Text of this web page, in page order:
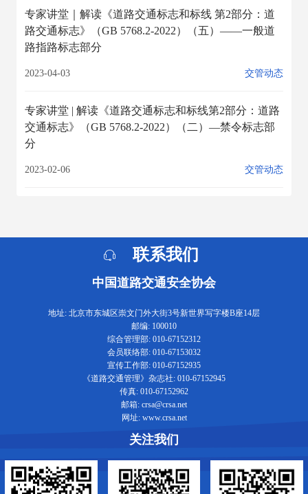
专家讲堂｜解读《道路交通标志和标线 第2部分：道
路交通标志》（GB 5768.2-2022）（五）——一般道
路指路标志部分
2023-04-03 交管动态
专家讲堂 | 解读《道路交通标志和标线第2部分：道路
交通标志》（GB 5768.2-2022）（二）—禁令标志部
分
2023-02-06 交管动态
联系我们
中国道路交通安全协会
地址: 北京市东城区崇文门外大街3号新世界写字楼B座14层
邮编: 100010
综合管理部: 010-67152312
会员联络部: 010-67153032
宣传工作部: 010-67152935
《道路交通管理》杂志社: 010-67152945
传真: 010-67152962
邮箱: crsa@crsa.net
网址: www.crsa.net
关注我们